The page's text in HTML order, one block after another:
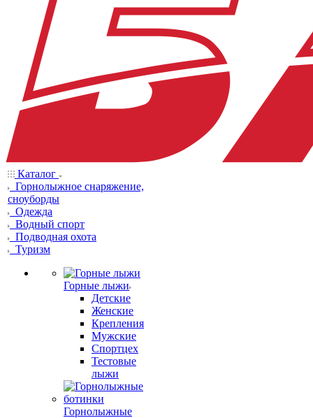
Каталог
Горнолыжное снаряжение,
сноуборды
Одежда
Водный спорт
Подводная охота
Туризм
Горные лыжи
Детские
Женские
Крепления
Мужские
Спортцех
Тестовые
лыжи
Горнолыжные